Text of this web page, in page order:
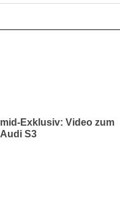
mid-Exklusiv: Video zum
Audi S3